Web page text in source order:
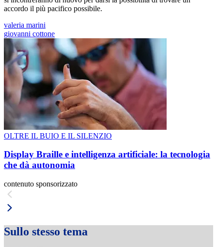
accordo il più pacifico possibile.
valeria marini
giovanni cottone
OLTRE IL BUIO E IL SILENZIO
Display Braille e intelligenza artificiale: la tecnologia
che dà autonomia
contenuto sponsorizzato
Sullo stesso tema